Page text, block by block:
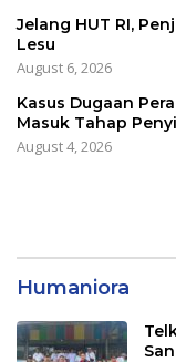
Jelang HUT RI,
Lesu
August 6, 2026
Kasus Dugaan
Masuk Tahap
August 4, 2026
Humaniora